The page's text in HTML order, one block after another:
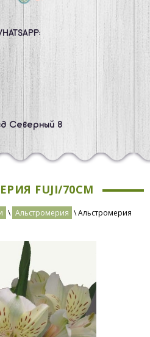
Северный 8
FUJI/70СМ
\ Альстромерия \ Альстромерия